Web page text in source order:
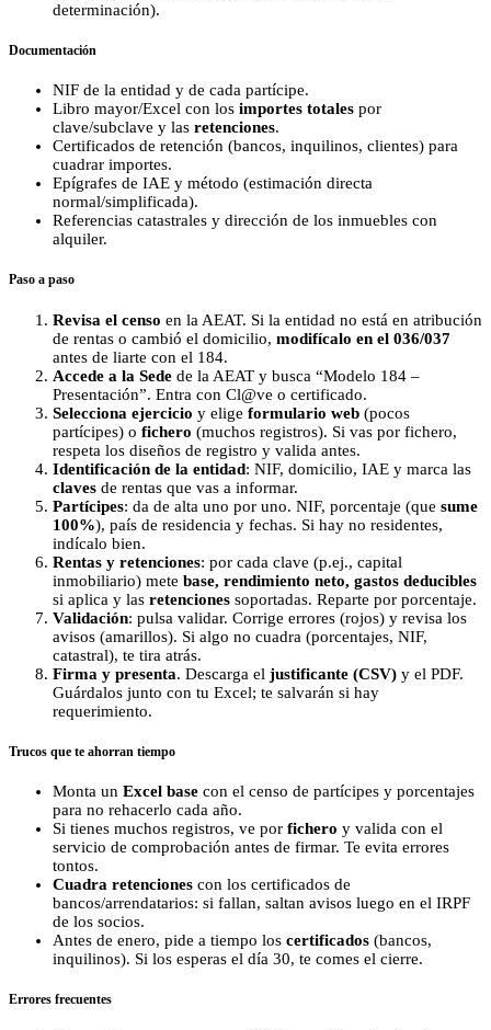
determinación).
Documentación
NIF de la entidad y de cada partícipe.
Libro mayor/Excel con los importes totales por
clave/subclave y las retenciones.
Certificados de retención (bancos, inquilinos, clientes) para
cuadrar importes.
Epígrafes de IAE y método (estimación directa
normal/simplificada).
Referencias catastrales y dirección de los inmuebles con
alquiler.
Paso a paso
Revisa el censo en la AEAT. Si la entidad no está en atribución
de rentas o cambió el domicilio, modifícalo en el 036/037
antes de liarte con el 184.
Accede a la Sede de la AEAT y busca “Modelo 184 –
Presentación”. Entra con Cl@ve o certificado.
Selecciona ejercicio y elige formulario web (pocos
partícipes) o fichero (muchos registros). Si vas por fichero,
respeta los diseños de registro y valida antes.
Identificación de la entidad: NIF, domicilio, IAE y marca las
claves de rentas que vas a informar.
Partícipes: da de alta uno por uno. NIF, porcentaje (que sume
100%), país de residencia y fechas. Si hay no residentes,
indícalo bien.
Rentas y retenciones: por cada clave (p.ej., capital
inmobiliario) mete base, rendimiento neto, gastos deducibles
si aplica y las retenciones soportadas. Reparte por porcentaje.
Validación: pulsa validar. Corrige errores (rojos) y revisa los
avisos (amarillos). Si algo no cuadra (porcentajes, NIF,
catastral), te tira atrás.
Firma y presenta. Descarga el justificante (CSV) y el PDF.
Guárdalos junto con tu Excel; te salvarán si hay
requerimiento.
Trucos que te ahorran tiempo
Monta un Excel base con el censo de partícipes y porcentajes
para no rehacerlo cada año.
Si tienes muchos registros, ve por fichero y valida con el
servicio de comprobación antes de firmar. Te evita errores
tontos.
Cuadra retenciones con los certificados de
bancos/arrendatarios: si fallan, saltan avisos luego en el IRPF
de los socios.
Antes de enero, pide a tiempo los certificados (bancos,
inquilinos). Si los esperas el día 30, te comes el cierre.
Errores frecuentes